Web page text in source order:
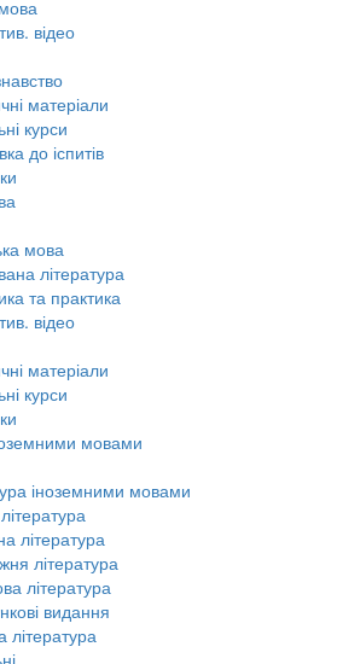
відео
матеріали
курси
до іспитів
мова
література
та практика
відео
матеріали
курси
мовами
іноземними мовами
література
література
література
видання
література